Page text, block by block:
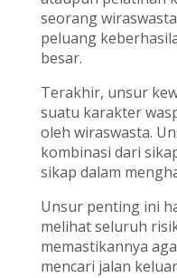
seorang
peluang
besar.
Terakhir, unsur
suatu karakter
oleh wiraswasta.
kombinasi dari
sikap dalam
Unsur penting ini
melihat seluruh
memastikannya
mencari jalan